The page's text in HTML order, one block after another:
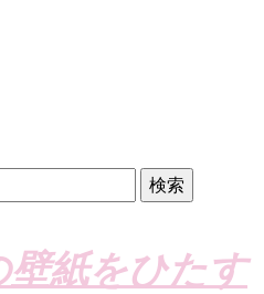
壁紙をひたす